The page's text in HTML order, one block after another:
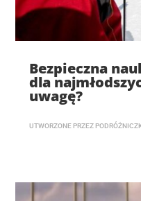
Bezpieczna
dla
uwagę?
UTWORZONE PRZEZ